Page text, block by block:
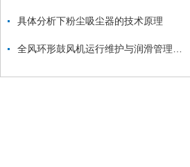
具体分析下粉尘吸尘器的技术原理